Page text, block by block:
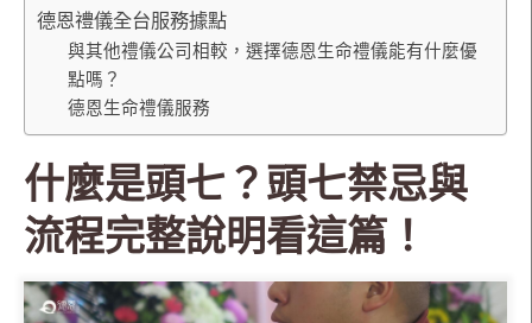
德恩禮儀全台服務據點
與其他禮儀公司相較，選擇德恩生命禮儀能有什麼優
點嗎？
德恩生命禮儀服務
什麼是頭七？頭七禁忌與
流程完整說明看這篇！